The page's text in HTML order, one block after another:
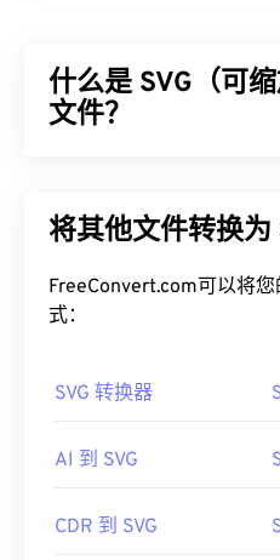
文件一样。CBZ 是一种用
类型。名称中的字母“CB”
CBZ 默认在免费软件
开。CDisplayEx 也是另一
备上，可以尝试
提取文件，然后将其重新
PDF。
什么是 SVG（可缩
文件？
矢量图形，并支持有限的
类型可以在不损失图像质
外，SVG 的独特之处在于
MicrosoftEdge）
中轻松
将其他文件转换为
FreeConvert.com可以将
式：
SVG 转换器
AI 到 SVG
CDR 到 SVG